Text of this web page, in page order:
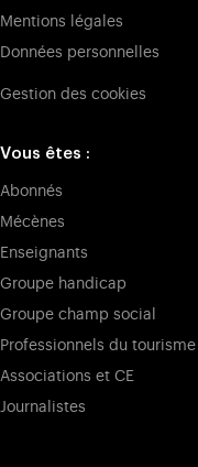
Mentions légales
Données personnelles
Gestion des cookies
Vous êtes :
Abonnés
Mécènes
Enseignants
Groupe handicap
Groupe champ social
Professionnels du tourisme
Associations et CE
Journalistes